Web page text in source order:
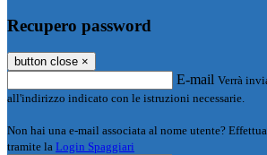
Recupero password
button close ×
E-mail Verrà
all'indirizzo indicato con le istruzioni necessarie.
Non hai una e-mail associata al nome utente?
tramite la Login Spaggiari